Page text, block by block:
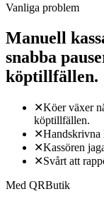
Vanliga problem
Manuell
snabba
köptillfällen.
✕Köer växer
köptillfällen.
✕Handskrivna
✕Kassören
✕Svårt att
Med QRButik